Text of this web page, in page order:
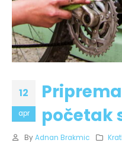
12
apr
početak
By Adnan Brakmic